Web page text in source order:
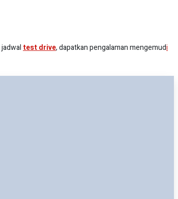
test drive, dapatkan pengalaman mengemudi